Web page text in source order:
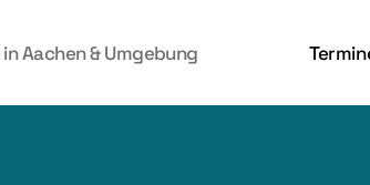
Aachen & Umgebung